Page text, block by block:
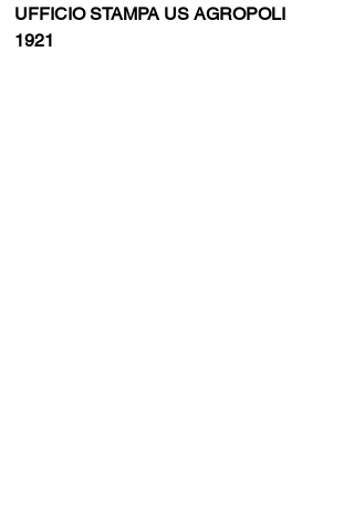
UFFICIO STAMPA US AGROPOLI
1921